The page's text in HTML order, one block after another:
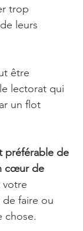
trop
leurs
être
lectorat qui
un flot
préférable de
cœur de
votre
faire ou
chose.